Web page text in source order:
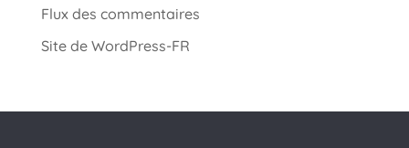
Flux des commentaires
Site de WordPress-FR